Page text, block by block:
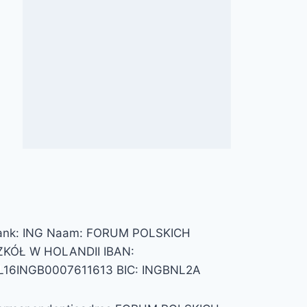
ING Naam: FORUM POLSKICH
W HOLANDII IBAN:
BIC: INGBNL2A